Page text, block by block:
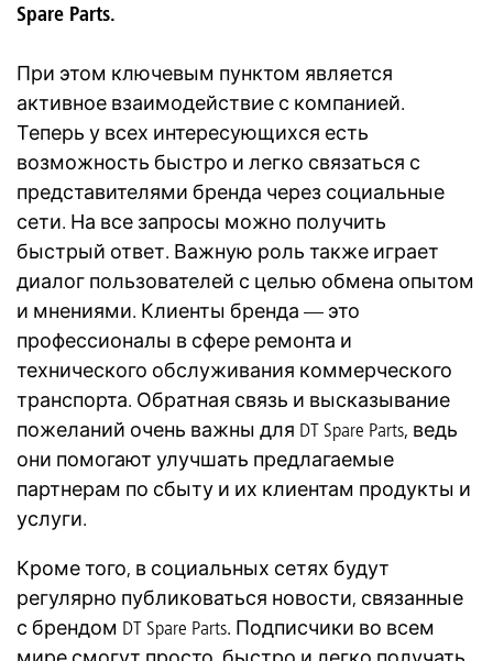
Spare Parts.
При этом ключевым пунктом является
активное взаимодействие с компанией.
Теперь у всех интересующихся есть
возможность быстро и легко связаться с
представителями бренда через социальные
сети. На все запросы можно получить
быстрый ответ. Важную роль также играет
диалог пользователей с целью обмена опытом
и мнениями. Клиенты бренда — это
профессионалы в сфере ремонта и
технического обслуживания коммерческого
транспорта. Обратная связь и высказывание
пожеланий очень важны для DT Spare Parts, ведь
они помогают улучшать предлагаемые
партнерам по сбыту и их клиентам продукты и
услуги.
Кроме того, в социальных сетях будут
регулярно публиковаться новости, связанные
с брендом DT Spare Parts. Подписчики во всем